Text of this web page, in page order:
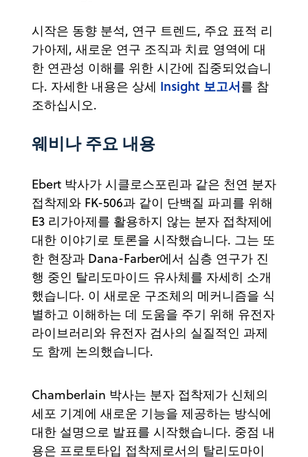
시작은 동향 분석, 연구 트렌드, 주요 표적 리
가아제, 새로운 연구 조직과 치료 영역에 대
한 연관성 이해를 위한 시간에 집중되었습니
다. 자세한 내용은 상세 Insight 보고서를 참
조하십시오.
웨비나 주요 내용
Ebert 박사가 시클로스포린과 같은 천연 분자
접착제와 FK-506과 같이 단백질 파괴를 위해
E3 리가아제를 활용하지 않는 분자 접착제에
대한 이야기로 토론을 시작했습니다. 그는 또
한 현장과 Dana-Farber에서 심층 연구가 진
행 중인 탈리도마이드 유사체를 자세히 소개
했습니다. 이 새로운 구조체의 메커니즘을 식
별하고 이해하는 데 도움을 주기 위해 유전자
라이브러리와 유전자 검사의 실질적인 과제
도 함께 논의했습니다.
Chamberlain 박사는 분자 접착제가 신체의
세포 기계에 새로운 기능을 제공하는 방식에
대한 설명으로 발표를 시작했습니다. 중점 내
용은 프로토타입 접착제로서의 탈리도마이